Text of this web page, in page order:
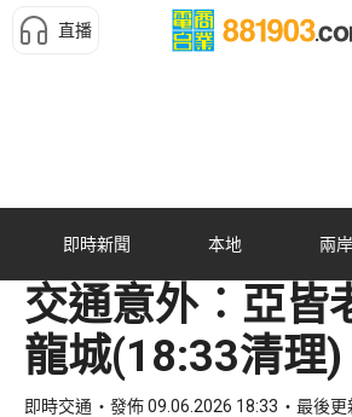
直播
即時新聞 本地 兩岸
交通意外︰亞皆
龍城(18:33清理)
即時交通 發佈 09.06.2026 18:33 最後更